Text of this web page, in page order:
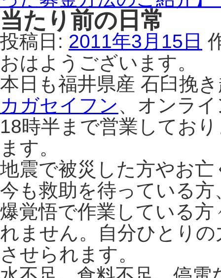
当たり前の日常
投稿日: 2011年3月15日
おはようございます。
本日も福井県産 石臼挽
カガセイフン、オンラ
18時半まで営業してお
ます。
地震で被災した方やお
今も救助を待っている
爆覚悟で作業している
れません。自分ひとり
させられます。